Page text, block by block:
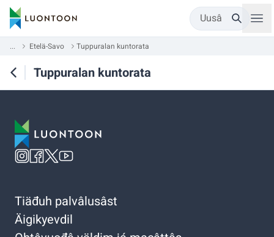
Uusâ
... Etelä-Savo Tuppuralan kuntorata
Tuppuralan kuntorata
Tiäđuh palvâlusâst
Äigikyevdil